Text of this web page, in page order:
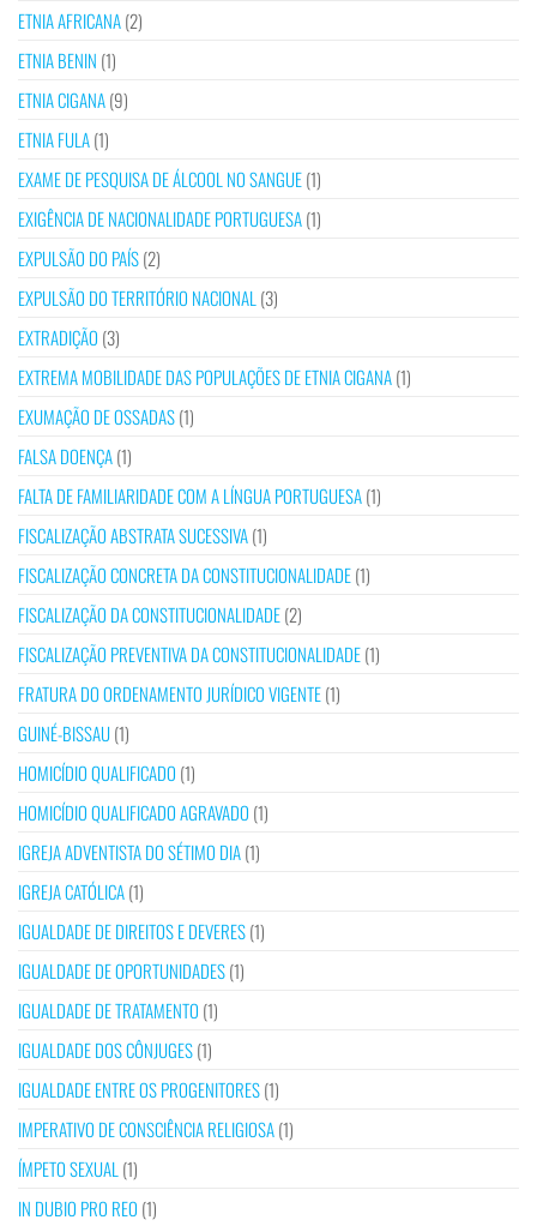
ETNIA AFRICANA(2)
ETNIA BENIN (1)
ETNIA CIGANA(9)
ETNIA FULA(1)
EXAME DE PESQUISA DE ÁLCOOL NO SANGUE(1)
EXIGÊNCIA DE NACIONALIDADE PORTUGUESA(1)
EXPULSÃO DO PAÍS(2)
EXPULSÃO DO TERRITÓRIO NACIONAL (3)
EXTRADIÇÃO (3)
EXTREMA MOBILIDADE DAS POPULAÇÕES DE ETNIA CIGANA(1)
EXUMAÇÃO DE OSSADAS(1)
FALSA DOENÇA(1)
FALTA DE FAMILIARIDADE COM A LÍNGUA PORTUGUESA(1)
FISCALIZAÇÃO ABSTRATA SUCESSIVA(1)
FISCALIZAÇÃO CONCRETA DA CONSTITUCIONALIDADE(1)
FISCALIZAÇÃO DA CONSTITUCIONALIDADE(2)
FISCALIZAÇÃO PREVENTIVA DA CONSTITUCIONALIDADE(1)
FRATURA DO ORDENAMENTO JURÍDICO VIGENTE(1)
GUINÉ-BISSAU(1)
HOMICÍDIO QUALIFICADO (1)
HOMICÍDIO QUALIFICADO AGRAVADO (1)
IGREJA ADVENTISTA DO SÉTIMO DIA(1)
IGREJA CATÓLICA(1)
IGUALDADE DE DIREITOS E DEVERES(1)
IGUALDADE DE OPORTUNIDADES(1)
IGUALDADE DE TRATAMENTO (1)
IGUALDADE DOS CÔNJUGES(1)
IGUALDADE ENTRE OS PROGENITORES(1)
IMPERATIVO DE CONSCIÊNCIA RELIGIOSA(1)
ÍMPETO SEXUAL (1)
IN DUBIO PRO REO (1)